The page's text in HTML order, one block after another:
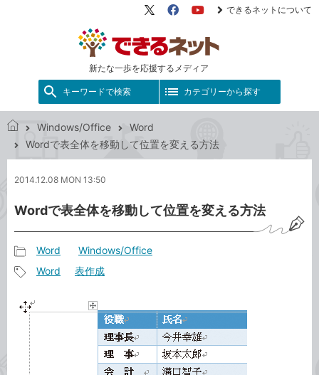
新たな一歩を応援するメディア
X（旧
FacebookYouTube
できるネットについて
キーワードで検索 カテゴリーから探す
で
ネ
ト
Windows/Office
Word
Wordで表全体を移動して位置を変える方法
2014.12.08 MON 13:50
Wordで表全体を移動して位置を変える方法
事
カ
テ
ゴ
リ
Word Windows/Office
事
タ
グ
Word 表作成